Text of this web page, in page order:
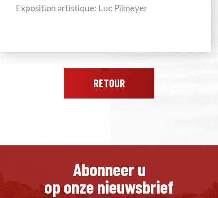
Exposition artistique: Luc Pilmeyer
RETOUR
Abonneer u
op onze nieuwsbrief